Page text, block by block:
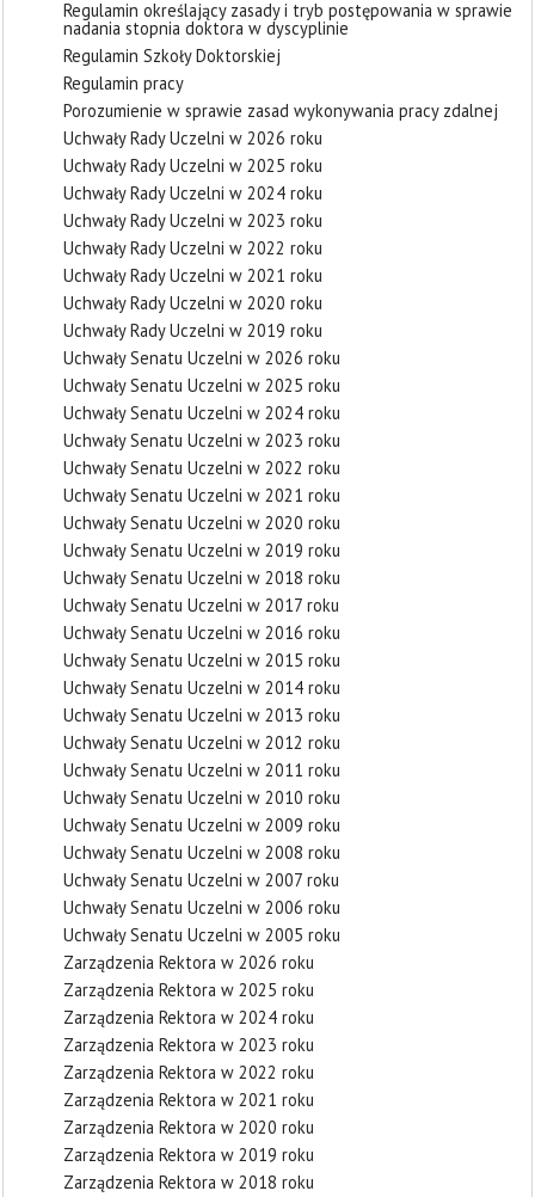
Regulamin określający zasady i tryb postępowania w sprawie
nadania stopnia doktora w dyscyplinie
Regulamin Szkoły Doktorskiej
Regulamin pracy
Porozumienie w sprawie zasad wykonywania pracy zdalnej
Uchwały Rady Uczelni w 2026 roku
Uchwały Rady Uczelni w 2025 roku
Uchwały Rady Uczelni w 2024 roku
Uchwały Rady Uczelni w 2023 roku
Uchwały Rady Uczelni w 2022 roku
Uchwały Rady Uczelni w 2021 roku
Uchwały Rady Uczelni w 2020 roku
Uchwały Rady Uczelni w 2019 roku
Uchwały Senatu Uczelni w 2026 roku
Uchwały Senatu Uczelni w 2025 roku
Uchwały Senatu Uczelni w 2024 roku
Uchwały Senatu Uczelni w 2023 roku
Uchwały Senatu Uczelni w 2022 roku
Uchwały Senatu Uczelni w 2021 roku
Uchwały Senatu Uczelni w 2020 roku
Uchwały Senatu Uczelni w 2019 roku
Uchwały Senatu Uczelni w 2018 roku
Uchwały Senatu Uczelni w 2017 roku
Uchwały Senatu Uczelni w 2016 roku
Uchwały Senatu Uczelni w 2015 roku
Uchwały Senatu Uczelni w 2014 roku
Uchwały Senatu Uczelni w 2013 roku
Uchwały Senatu Uczelni w 2012 roku
Uchwały Senatu Uczelni w 2011 roku
Uchwały Senatu Uczelni w 2010 roku
Uchwały Senatu Uczelni w 2009 roku
Uchwały Senatu Uczelni w 2008 roku
Uchwały Senatu Uczelni w 2007 roku
Uchwały Senatu Uczelni w 2006 roku
Uchwały Senatu Uczelni w 2005 roku
Zarządzenia Rektora w 2026 roku
Zarządzenia Rektora w 2025 roku
Zarządzenia Rektora w 2024 roku
Zarządzenia Rektora w 2023 roku
Zarządzenia Rektora w 2022 roku
Zarządzenia Rektora w 2021 roku
Zarządzenia Rektora w 2020 roku
Zarządzenia Rektora w 2019 roku
Zarządzenia Rektora w 2018 roku